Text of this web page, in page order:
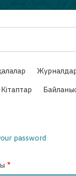
Кітаптар
password